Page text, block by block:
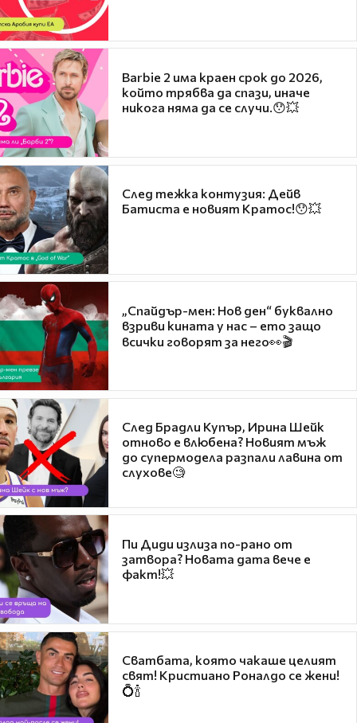
Barbie 2 има краен срок до 2026,
който трябва да спази, иначе
никога няма да се случи.😯💥
След тежка контузия: Дейв
Батиста е новият Кратос!😯💥
„Спайдър-мен: Нов ден“ буквално
взриви кината у нас – ето защо
всички говорят за него👀🎬
След Брадли Купър, Ирина Шейк
отново е влюбена? Новият мъж
до супермодела разпали лавина от
слухове🧐
Пи Диди излиза по-рано от
затвора? Новата дата вече е
факт!💥
Сватбата, която чакаше целият
свят! Кристиано Роналдо се жени!
💍🍾